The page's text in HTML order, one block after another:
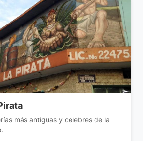
más antiguas y célebres de la